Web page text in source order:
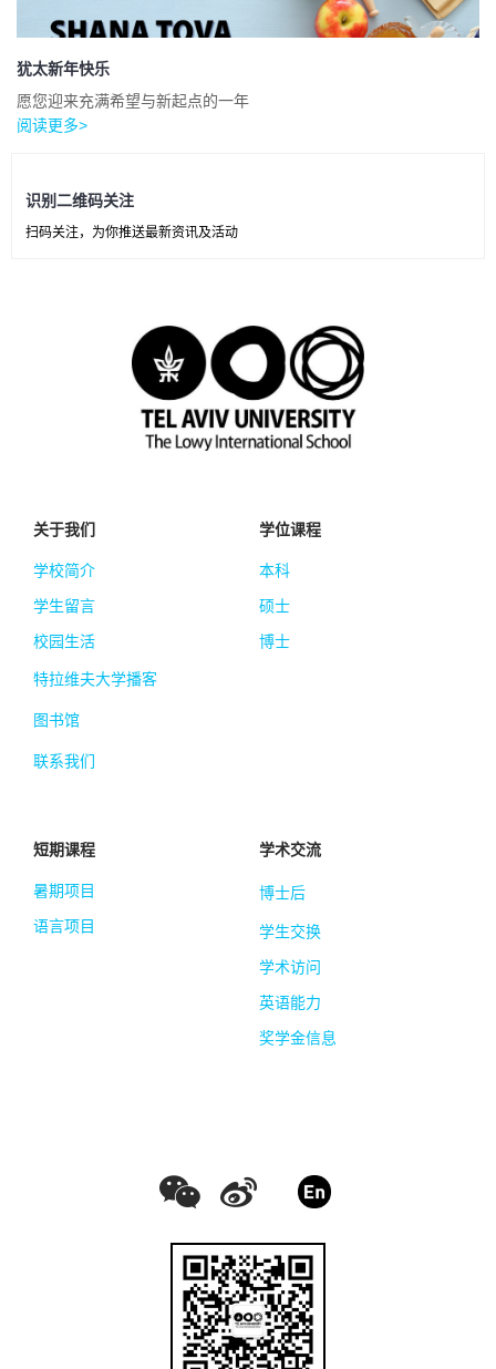
犹太新年快乐
愿您迎来充满希望与新起点的一年
阅读更多>
识别二维码关注
扫码关注，为你推送最新资讯及活动
关于我们
学校简介
学生留言
校园生活
特拉维夫大学播客
图书馆
联系我们
学位课程
本科
硕士
博士
短期课程
暑期项目
语言项目
学术交流
博士后
学生交换
学术访问
英语能力
奖学金信息